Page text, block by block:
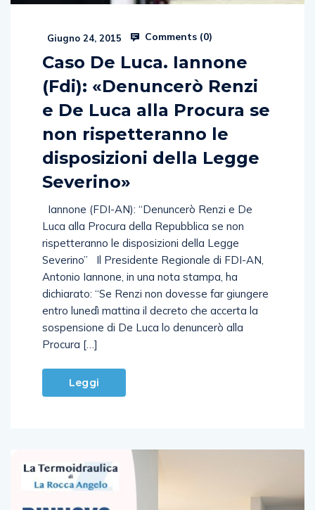
Giugno 24, 2015 Comments (0)
Caso De Luca. Iannone
(Fdi): «Denuncerò Renzi
e De Luca alla Procura se
non rispetteranno le
disposizioni della Legge
Severino»
Iannone (FDI-AN): “Denuncerò Renzi e De
Luca alla Procura della Repubblica se non
rispetteranno le disposizioni della Legge
Severino” Il Presidente Regionale di FDI-AN,
Antonio Iannone, in una nota stampa, ha
dichiarato: “Se Renzi non dovesse far giungere
entro lunedì mattina il decreto che accerta la
sospensione di De Luca lo denuncerò alla
Procura […]
Leggi